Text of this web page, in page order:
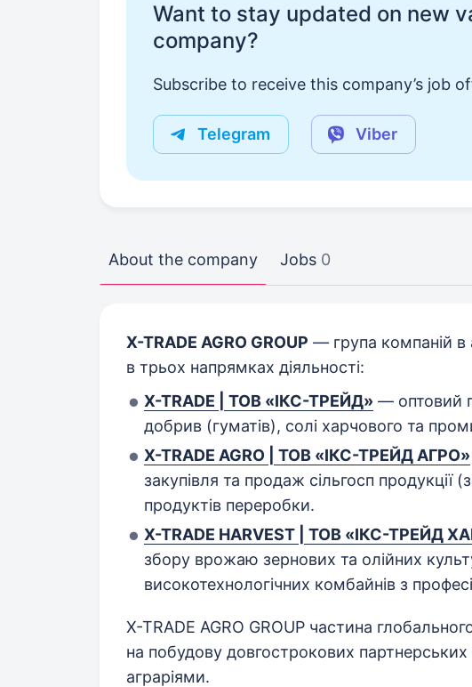
Want to stay updated on new
company?
Subscribe to receive this company’s job
Telegram Viber
About the company Jobs 0
X-TRADE AGRO GROUP — група компаній в
в трьох напрямках діяльності:
X-TRADE | ТОВ «ІКС-ТРЕЙД» — оптовий
добрив (гуматів), солі харчового та
X-TRADE AGRO | ТОВ «ІКС-ТРЕЙД АГРО»
закупівля та продаж сільгосп продукції
продуктів переробки.
X-TRADE HARVEST | ТОВ «ІКС-ТРЕЙД
збору врожаю зернових та олійних
високотехнологічних комбайнів з
X-TRADE AGRO GROUP частина
на побудову довгострокових партнерських
аграріями.